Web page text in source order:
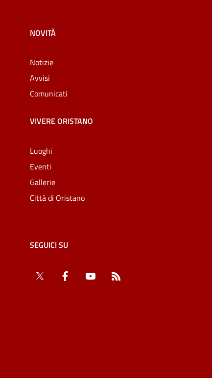
NOVITÀ
Notizie
Avvisi
Comunicati
VIVERE ORISTANO
Luoghi
Eventi
Gallerie
Città di Oristano
SEGUICI SU
Twitter Facebook YouTube